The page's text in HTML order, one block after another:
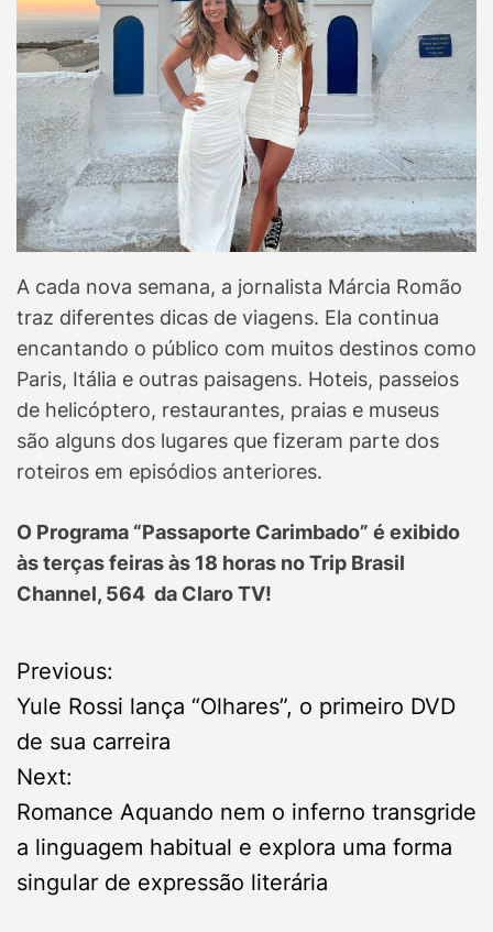
A cada nova semana, a jornalista Márcia Romão
traz diferentes dicas de viagens. Ela continua
encantando o público com muitos destinos como
Paris, Itália e outras paisagens. Hoteis, passeios
de helicóptero, restaurantes, praias e museus
são alguns dos lugares que fizeram parte dos
roteiros em episódios anteriores.
O Programa “Passaporte Carimbado” é exibido
às terças feiras às 18 horas no Trip Brasil
Channel, 564 da Claro TV!
P
o
s
t
n
Previous:
Yule Rossi lança “Olhares”, o primeiro DVD
de sua carreira
Next:
Romance Aquando nem o inferno transgride
a linguagem habitual e explora uma forma
singular de expressão literária